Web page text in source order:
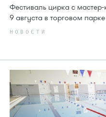
Фестиваль цирка с
9 августа в торговом
НОВОСТИ